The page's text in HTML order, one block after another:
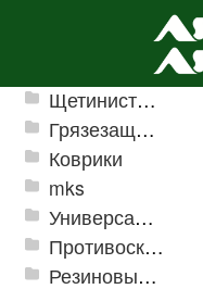
Ячеистые грязезащитные покрытия
Щетинистые покрытия
Грязезащитные, влаговпитывающие покрытия
Коврики
mks
Универсальные модульные покрытия
Противоскользящая защита для лестниц, профили, ленты
Резиновые и ПВХ дорожки